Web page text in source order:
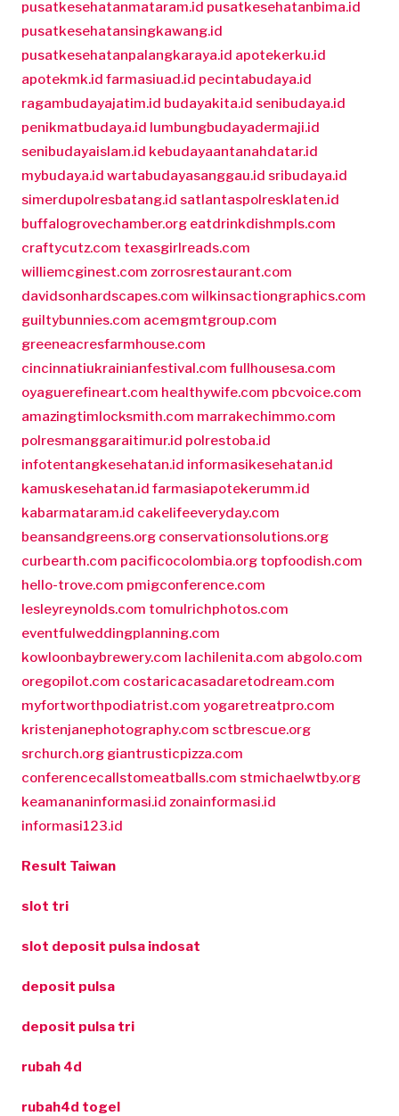
pusatkesehatanmataram.id pusatkesehatanbima.id
pusatkesehatansingkawang.id
pusatkesehatanpalangkaraya.id apotekerku.id
apotekmk.id farmasiuad.id pecintabudaya.id
ragambudayajatim.id budayakita.id senibudaya.id
penikmatbudaya.id lumbungbudayadermaji.id
senibudayaislam.id kebudayaantanahdatar.id
mybudaya.id wartabudayasanggau.id sribudaya.id
simerdupolresbatang.id satlantaspolresklaten.id
buffalogrovechamber.org eatdrinkdishmpls.com
craftycutz.com texasgirlreads.com
williemcginest.com zorrosrestaurant.com
davidsonhardscapes.com wilkinsactiongraphics.com
guiltybunnies.com acemgmtgroup.com
greeneacresfarmhouse.com
cincinnatiukrainianfestival.com fullhousesa.com
oyaguerefineart.com healthywife.com pbcvoice.com
amazingtimlocksmith.com marrakechimmo.com
polresmanggaraitimur.id polrestoba.id
infotentangkesehatan.id informasikesehatan.id
kamuskesehatan.id farmasiapotekerumm.id
kabarmataram.id cakelifeeveryday.com
beansandgreens.org conservationsolutions.org
curbearth.com pacificocolombia.org topfoodish.com
hello-trove.com pmigconference.com
lesleyreynolds.com tomulrichphotos.com
eventfulweddingplanning.com
kowloonbaybrewery.com lachilenita.com abgolo.com
oregopilot.com costaricacasadaretodream.com
myfortworthpodiatrist.com yogaretreatpro.com
kristenjanephotography.com sctbrescue.org
srchurch.org giantrusticpizza.com
conferencecallstomeatballs.com stmichaelwtby.org
keamananinformasi.id zonainformasi.id
informasi123.id
Result Taiwan
slot tri
slot deposit pulsa indosat
deposit pulsa
deposit pulsa tri
rubah 4d
rubah4d togel